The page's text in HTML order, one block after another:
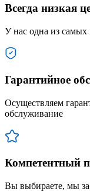
Всегда низкая
У нас одна из самых
Гарантийное
Осуществляем
обслуживание
Компетентный
Вы выбираете, мы